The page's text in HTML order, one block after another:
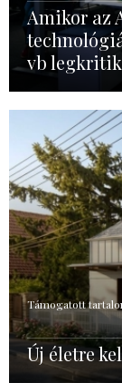
Amikor az
vb
Támogatott
Új életre